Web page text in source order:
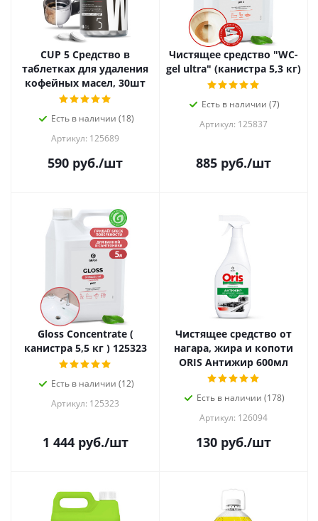
CUP 5 Средство в
таблетках для удаления
кофейных масел, 30шт
Есть в наличии (18)
Артикул: 125689
590 руб./шт
Чистящее средство "WC-
gel ultra" (канистра 5,3 кг)
Есть в наличии (7)
Артикул: 125837
885 руб./шт
Gloss Concentrate (
канистра 5,5 кг ) 125323
Есть в наличии (12)
Артикул: 125323
1 444руб./шт
Чистящее средство от
нагара, жира и копоти
ORIS Антижир 600мл
Есть в наличии (178)
Артикул: 126094
130 руб./шт